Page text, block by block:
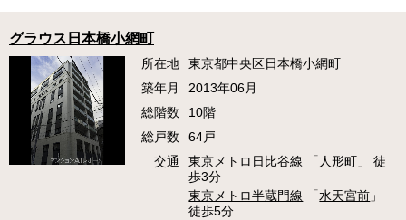
グラウス日本橋小網町
所在地
東京都中央区日本橋小網町
築年月
2013年06月
総階数
10階
総戸数
64戸
交通
東京メトロ日比谷線 「 人形町 」 徒
歩3分
東京メトロ半蔵門線 「水天宮前 」
徒歩5分